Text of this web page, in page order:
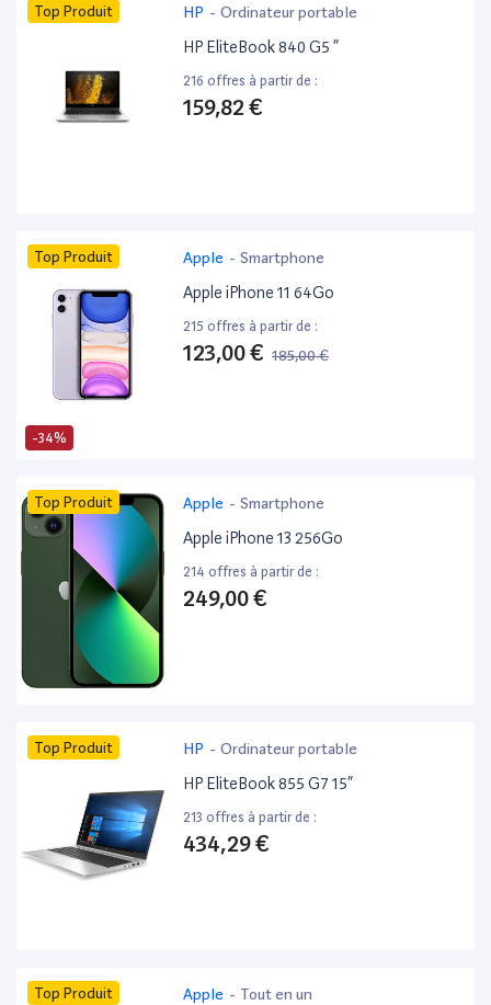
Top Produit HP - Ordinateur portable
HP EliteBook 840 G5 ”
216 offres à partir de :
159,82 €
-34%
Top Produit Apple - Smartphone
Apple iPhone 11 64Go
215 offres à partir de :
123,00 € 185,00 €
Top Produit Apple - Smartphone
Apple iPhone 13 256Go
214 offres à partir de :
249,00 €
Top Produit HP - Ordinateur portable
HP EliteBook 855 G7 15”
213 offres à partir de :
434,29 €
Top Produit Apple - Tout en un